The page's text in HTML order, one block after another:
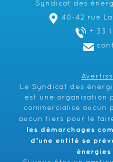
Syndicat des
40-42 rue
+ 33
Le Syndicat des
est une organisation
commercialise aucun
aucun tiers pour le
les démarchages
d’une entité se
énergies